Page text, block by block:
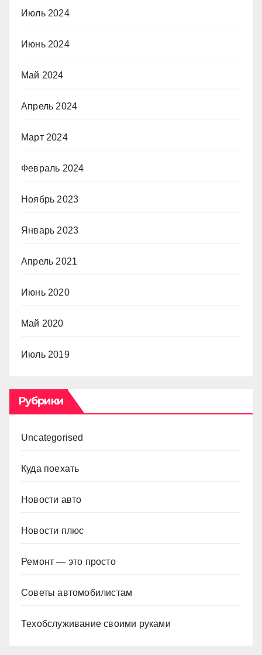
Июль 2024
Июнь 2024
Май 2024
Апрель 2024
Март 2024
Февраль 2024
Ноябрь 2023
Январь 2023
Апрель 2021
Июнь 2020
Май 2020
Июль 2019
Рубрики
Uncategorised
Куда поехать
Новости авто
Новости плюс
Ремонт — это просто
Советы автомобилистам
Техобслуживание своими руками